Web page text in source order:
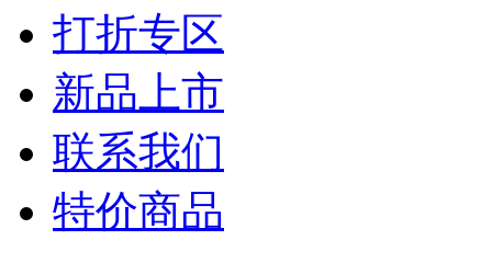
打折专区
新品上市
联系我们
特价商品